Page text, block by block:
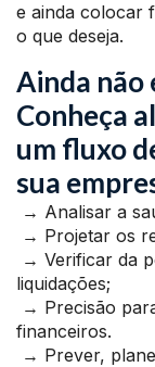
e ainda colocar
o que deseja.
Ainda não
Conheça
um fluxo
sua
→ Analisar a
→ Projetar os
→ Verificar da
liquidações;
→ Precisão
financeiros.
→ Prever,